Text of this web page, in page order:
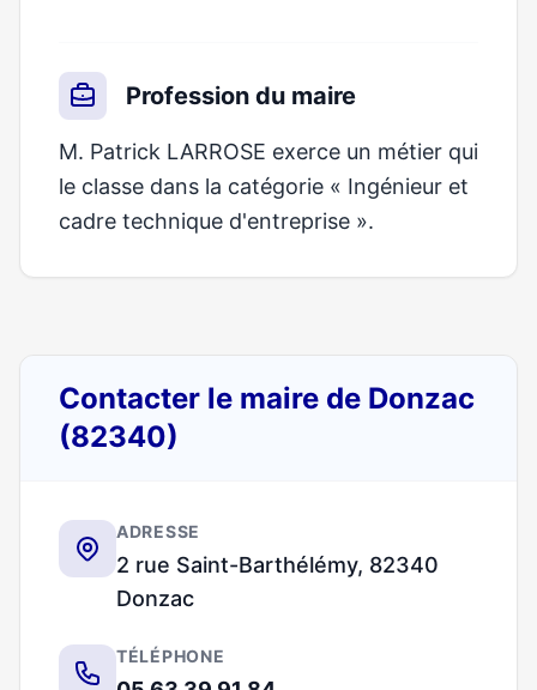
Profession du maire
M. Patrick LARROSE exerce un métier qui
le classe dans la catégorie « Ingénieur et
cadre technique d'entreprise ».
Contacter le maire de Donzac
(82340)
ADRESSE
2 rue Saint-Barthélémy, 82340
Donzac
TÉLÉPHONE